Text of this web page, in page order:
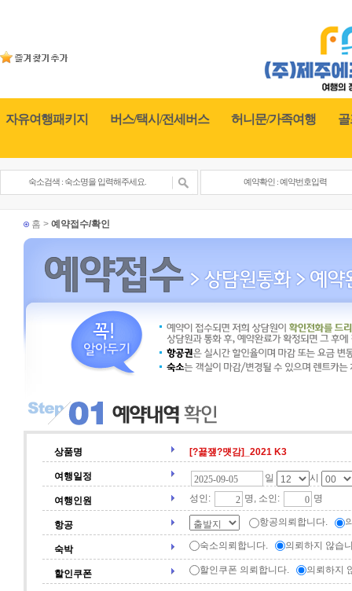
자유여행패키지 버스/택시/전세버스 허니문/가족여행
홈 > 예약접수/확인
상품명 [?꾩쟾?먯감]_2021 K3
여행일정 일 시
여행인원 성인: 명, 소인: 명
항공 항공의뢰합니다.
숙박 숙소의뢰합니다. 의뢰하지 않습
할인쿠폰 할인쿠폰 의뢰합니다. 의뢰하지